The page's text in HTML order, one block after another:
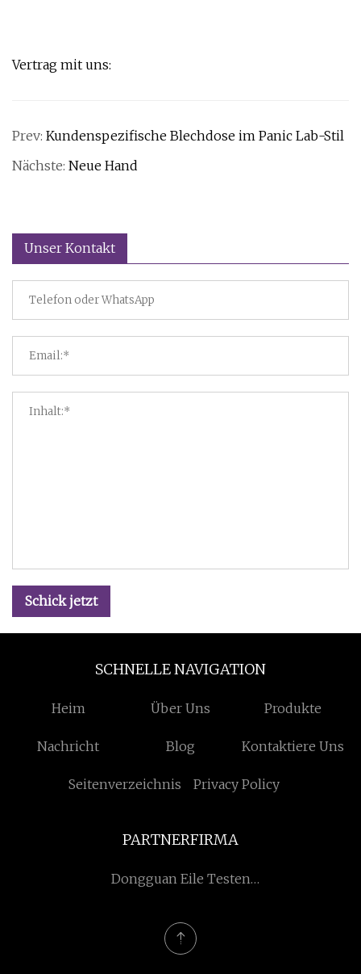
Vertrag mit uns:
Prev: Kundenspezifische Blechdose im Panic Lab-Stil
Nächste: Neue Hand
Unser Kontakt
Schick jetzt
SCHNELLE NAVIGATION
Heim Über Uns Produkte
Nachricht Blog Kontaktiere Uns
Seitenverzeichnis Privacy Policy
PARTNERFIRMA
Dongguan Eile Testen